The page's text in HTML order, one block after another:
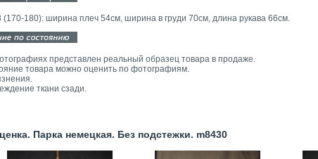
(170-180): ширина плеч 54см, ширина в груди 70см, длина рукава 66см.
представлен реальный образец товара в продаже.
товара можно оценить по фотографиям.
ткани сзади.
Парка немецкая. Без подстежки. m8430